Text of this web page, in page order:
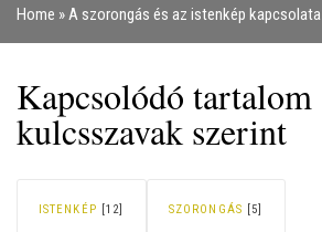
Home A szorongás és az istenkép kapcsolata
Kapcsolódó tartalom
kulcsszavak szerint
ISTENKÉP [12] SZORONGÁS [5]